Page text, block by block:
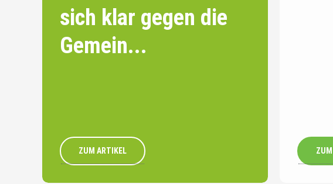
sich klar gegen die
Gemein...
ZUM ARTIKEL